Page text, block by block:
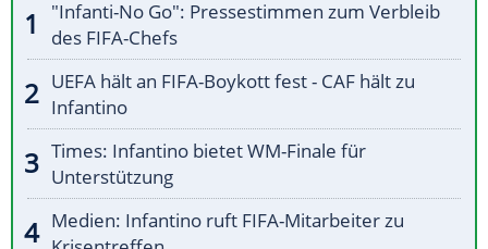
"Infanti-No Go": Pressestimmen zum Verbleib
des FIFA-Chefs
UEFA hält an FIFA-Boykott fest - CAF hält zu
Infantino
Times: Infantino bietet WM-Finale für
Unterstützung
Medien: Infantino ruft FIFA-Mitarbeiter zu